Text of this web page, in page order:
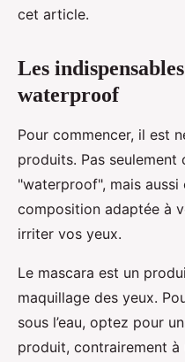
cet article.
Les
waterproof
Pour commencer, il est
produits. Pas
"waterproof", mais
composition adaptée à
irriter vos yeux.
Le mascara est un
maquillage des yeux.
sous l’eau, optez pour
produit, contrairement à